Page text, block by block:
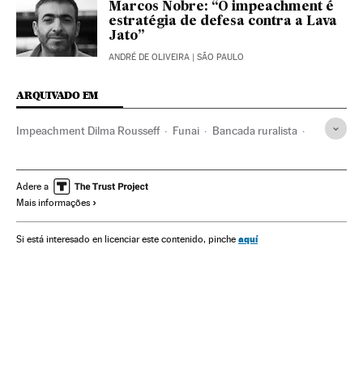
Marcos Nobre: “O impeachment é
estratégia de defesa contra a Lava
Jato”
ANDRÉ DE OLIVEIRA | SÃO PAULO
ARQUIVADO EM
Impeachment Dilma Rousseff Funai Bancada ruralista
Dilma Rousseff Michel Temer
Partido dos Trabalhadores
Crises políticas Ministério da Justiça e Segurança Pública
Adere a
Mais informações
Si está interesado en licenciar este contenido, pinche aquí